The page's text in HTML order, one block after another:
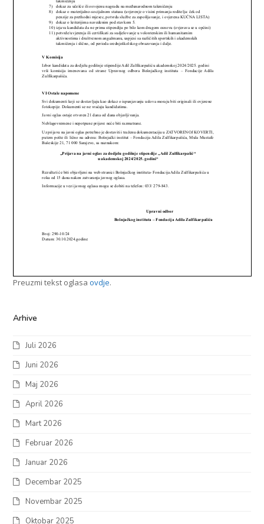
Preuzmi tekst oglasaovdje.
Arhive
Juli 2026
Juni 2026
Maj 2026
April 2026
Mart 2026
Februar 2026
Januar 2026
Decembar 2025
Novembar 2025
Oktobar 2025